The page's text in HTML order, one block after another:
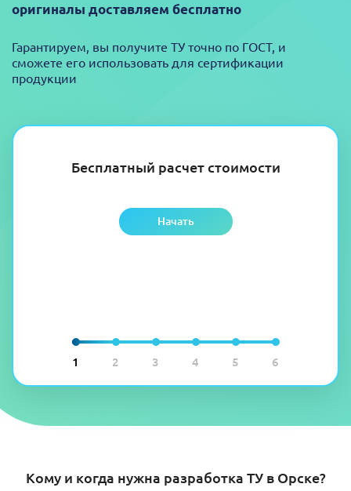
1 2 3 4 5 6
Бесплатный расчет стоимости
Начать
оригиналы доставляем бесплатно
Гарантируем, вы получите ТУ точно по ГОСТ, и
сможете его использовать для сертификации
продукции
Кому и когда нужна разработка ТУ в Орске?